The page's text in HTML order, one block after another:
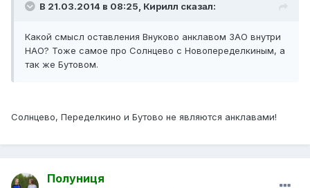
В 21.03.2014 в 08:25, Кирилл сказал:
Какой смысл оставления Внуково анклавом ЗАО внутри
НАО? Тоже самое про Солнцево с Новопеределкиным, а
так же Бутовом.
Солнцево, Переделкино и Бутово не являются анклавами!
Полуниця